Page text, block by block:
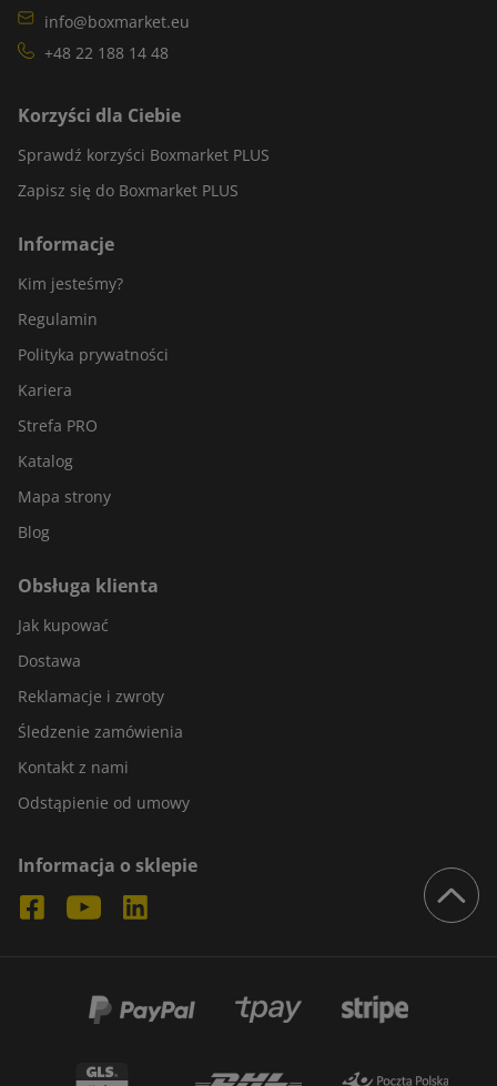
info@boxmarket.eu
+48 22 188 14 48
Korzyści dla Ciebie
Sprawdź korzyści Boxmarket PLUS
Zapisz się do Boxmarket PLUS
Informacje
Kim jesteśmy?
Regulamin
Polityka prywatności
Kariera
Strefa PRO
Katalog
Mapa strony
Blog
Obsługa klienta
Jak kupować
Dostawa
Reklamacje i zwroty
Śledzenie zamówienia
Kontakt z nami
Odstąpienie od umowy
Informacja o sklepie